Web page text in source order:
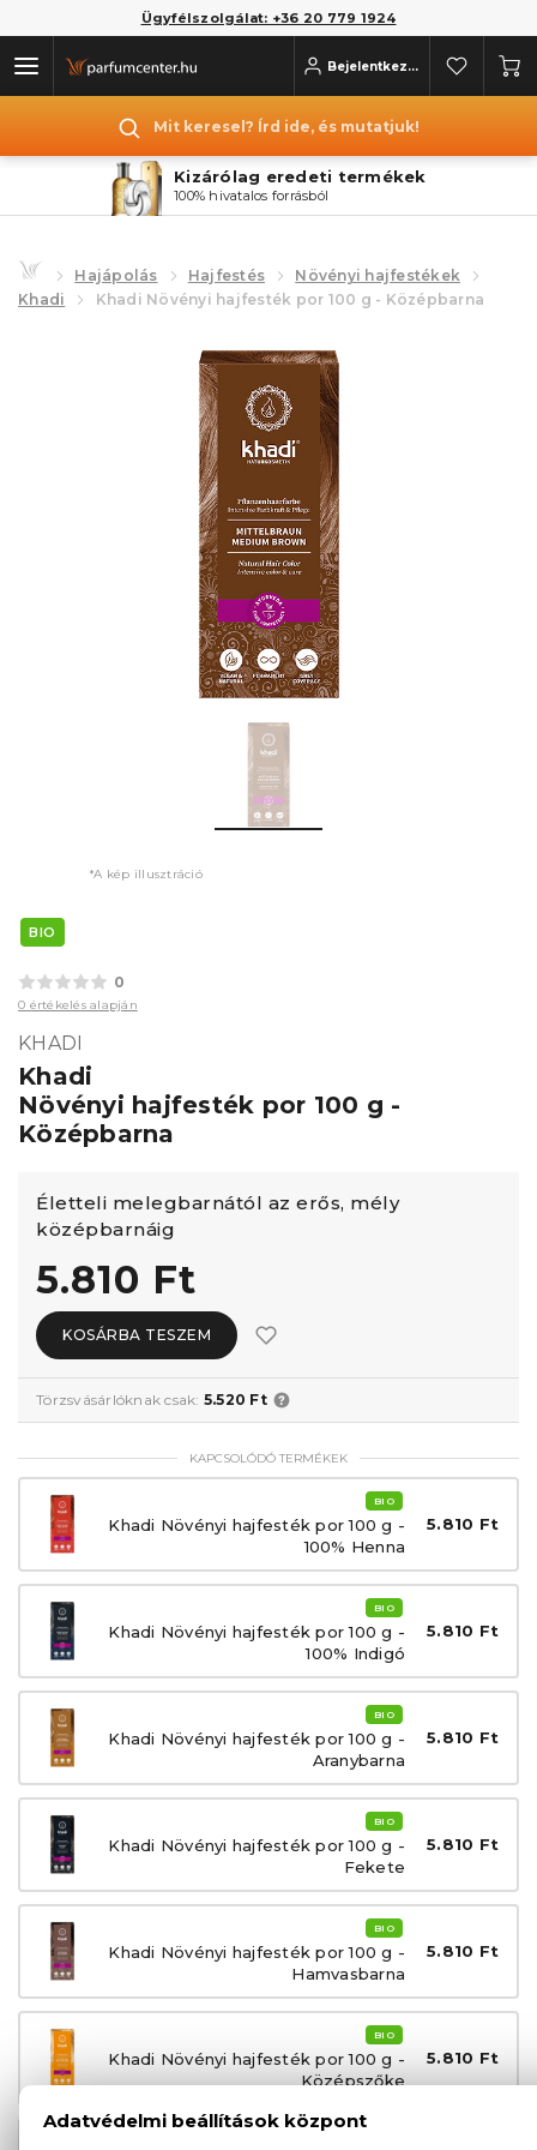
Ügyfélszolgálat: +36 20 779 1924
Bejelentkezés
Mit keresel? Írd ide, és mutatjuk!
Kizárólag eredeti termékek
100% hivatalos forrásból
Hajápolás Hajfestés
Növényi hajfestékek
Khadi
Khadi Növényi hajfesték por 100 g - Középbarna
*A kép illusztráció
BIO
0
0 értékelés alapján
KHADI
Khadi
Növényi hajfesték por 100 g -
Középbarna
Életteli melegbarnától az erős, mély
középbarnáig
5.810 Ft
KOSÁRBA TESZEM
Törzsvásárlóknak csak: 5.520 Ft
KAPCSOLÓDÓ TERMÉKEK
BIO
Khadi Növényi hajfesték por 100 g -
100% Henna
5.810 Ft
BIO
Khadi Növényi hajfesték por 100 g -
100% Indigó
5.810 Ft
BIO
Khadi Növényi hajfesték por 100 g -
Aranybarna
5.810 Ft
BIO
Khadi Növényi hajfesték por 100 g -
Fekete
5.810 Ft
BIO
Khadi Növényi hajfesték por 100 g -
Hamvasbarna
5.810 Ft
BIO
Khadi Növényi hajfesték por 100 g -
Középszőke
5.810 Ft